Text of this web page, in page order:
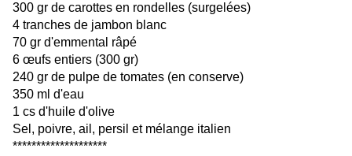
300 gr de carottes en rondelles (surgelées)
4 tranches de jambon blanc
70 gr d'emmental râpé
6 œufs entiers (300 gr)
240 gr de pulpe de tomates (en conserve)
350 ml d'eau
1 cs d'huile d'olive
Sel, poivre, ail, persil et mélange italien
********************